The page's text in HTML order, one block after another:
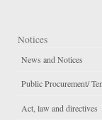
Notices
News and Notices
Public Procurement/
Act, law and directives